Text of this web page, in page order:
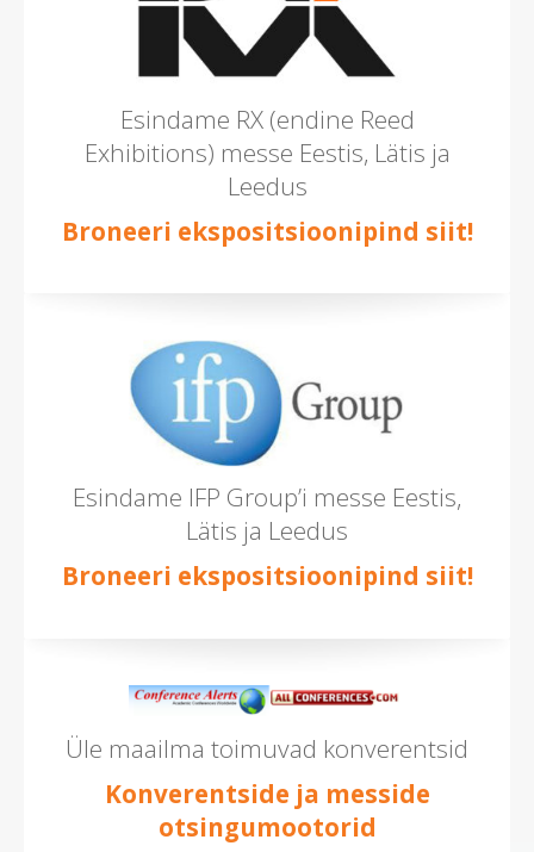
Esindame RX (endine Reed
Exhibitions) messe Eestis, Lätis ja
Leedus
Broneeri ekspositsioonipind siit!
Esindame IFP Group’i messe Eestis,
Lätis ja Leedus
Broneeri ekspositsioonipind siit!
Üle maailma toimuvad konverentsid
Konverentside ja messide
otsingumootorid